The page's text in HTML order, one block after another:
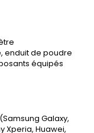
enduit de poudre
équipés
Galaxy,
Xperia, Huawei,